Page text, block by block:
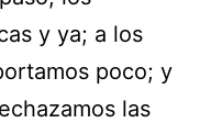
y ya; a los
poco; y
las